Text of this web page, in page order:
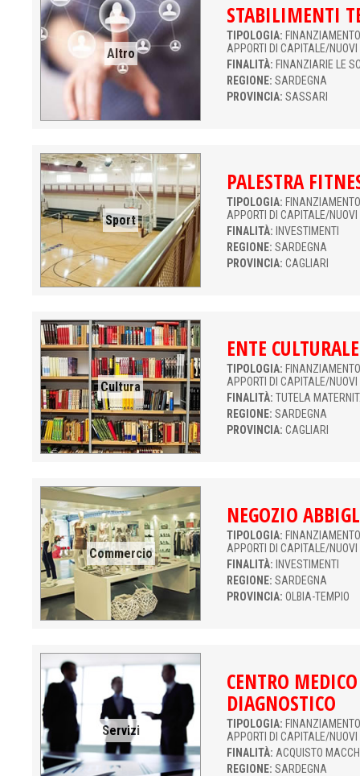
Altro
STABILIMENTI
TIPOLOGIA:
APPORTI DI CAPITALE/NUOVI
FINALITÀ: FINANZIARIE LE
REGIONE: SARDEGNA
PROVINCIA: SASSARI
Sport
PALESTRA
TIPOLOGIA:
APPORTI DI CAPITALE/NUOVI
FINALITÀ: INVESTIMENTI
REGIONE: SARDEGNA
PROVINCIA: CAGLIARI
Cultura
ENTE CULTURALE
TIPOLOGIA:
APPORTI DI CAPITALE/NUOVI
FINALITÀ: TUTELA
REGIONE: SARDEGNA
PROVINCIA: CAGLIARI
Commercio
NEGOZIO
TIPOLOGIA:
APPORTI DI CAPITALE/NUOVI
FINALITÀ: INVESTIMENTI
REGIONE: SARDEGNA
PROVINCIA: OLBIA-TEMPIO
Servizi
CENTRO MEDICO
DIAGNOSTICO
TIPOLOGIA:
APPORTI DI CAPITALE/NUOVI
FINALITÀ: ACQUISTO
REGIONE: SARDEGNA